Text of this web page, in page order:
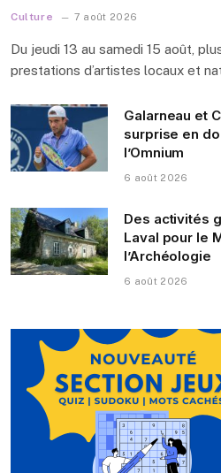
Culture 7 août 2026
Du jeudi 13 au samedi 15 août,
prestations d’artistes locaux et
Galarneau et
surprise en
l’Omnium
6 août 2026
Des activités
Laval pour le
l’Archéologie
6 août 2026